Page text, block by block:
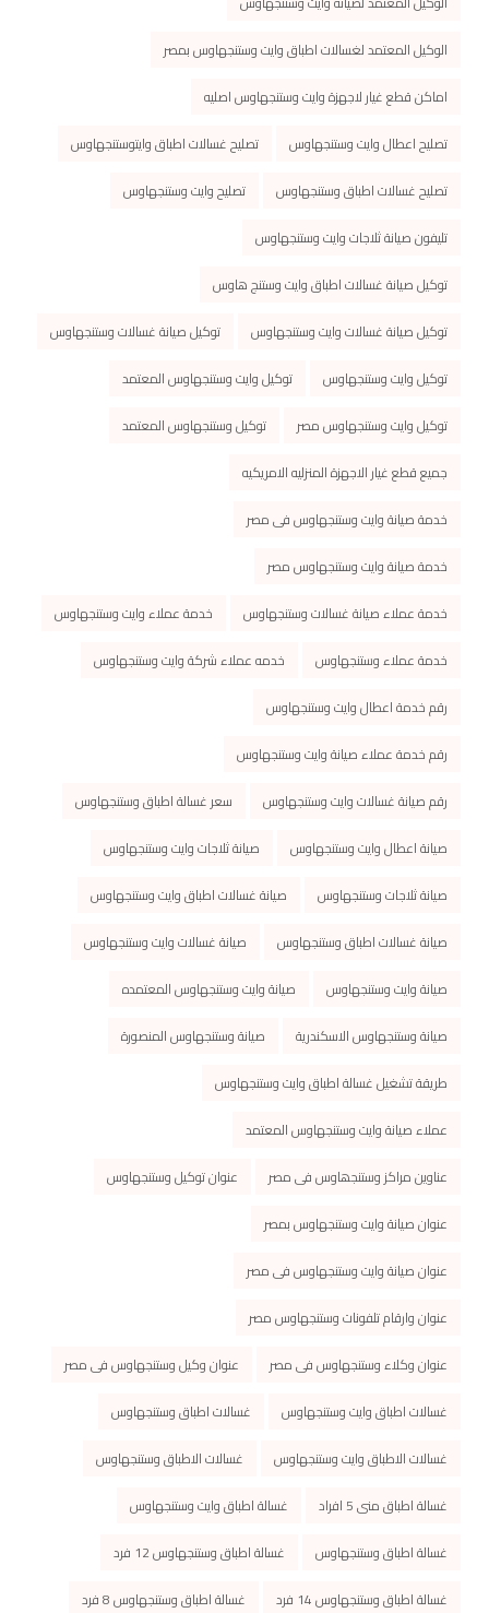
الوكيل المعتمد لغسالات اطباق وايت وستنجهاوس بمصر
اماكن قطع غيار لاجهزة وايت وستنجهاوس اصليه
تصليح اعطال وايت وستنجهاوس
تصليح غسالات اطباق وايتوستنجهاوس
تصليح غسالات اطباق وستنجهاوس
تصليح وايت وستنجهاوس
تليفون صيانة ثلاجات وايت وستنجهاوس
توكيل صيانة غسالات اطباق وايت وستنج هاوس
توكيل صيانة غسالات وايت وستنجهاوس
توكيل صيانة غسالات وستنجهاوس
توكيل وايت وستنجهاوس
توكيل وايت وستنجهاوس المعتمد
توكيل وايت وستنجهاوس مصر
توكيل وستنجهاوس المعتمد
جميع قطع غيار الاجهزة المنزليه الامريكيه
خدمة صيانة وايت وستنجهاوس فى مصر
خدمة صيانة وايت وستنجهاوس مصر
خدمة عملاء صيانة غسالات وستنجهاوس
خدمة عملاء وايت وستنجهاوس
خدمة عملاء وستنجهاوس
خدمه عملاء شركة وايت وستنجهاوس
رقم خدمة اعطال وايت وستنجهاوس
رقم خدمة عملاء صيانة وايت وستنجهاوس
رقم صيانة غسالات وايت وستنجهاوس
سعر غسالة اطباق وستنجهاوس
صيانة اعطال وايت وستنجهاوس
صيانة ثلاجات وايت وستنجهاوس
صيانة ثلاجات وستنجهاوس
صيانة غسالات اطباق وايت وستنجهاوس
صيانة غسالات اطباق وستنجهاوس
صيانة غسالات وايت وستنجهاوس
صيانة وايت وستنجهاوس
صيانة وايت وستنجهاوس المعتمده
صيانة وستنجهاوس الاسكندرية
صيانة وستنجهاوس المنصورة
طريقة تشغيل غسالة اطباق وايت وستنجهاوس
عملاء صيانة وايت وستنجهاوس المعتمد
عناوین مراكز وستنجھاوس فى مصر
عنوان توكيل وستنجهاوس
عنوان صيانة وايت وستنجهاوس بمصر
عنوان صيانة وايت وستنجهاوس فى مصر
عنوان وارقام تلفونات وستنجهاوس مصر
عنوان وكلاء وستنجهاوس فى مصر
عنوان وكيل وستنجهاوس فى مصر
غسالات اطباق وايت وستنجهاوس
غسالات اطباق وستنجهاوس
غسالات الاطباق وايت وستنجهاوس
غسالات الاطباق وستنجهاوس
غسالة اطباق منى 5 افراد
غسالة اطباق وايت وستنجهاوس
غسالة اطباق وستنجهاوس
غسالة اطباق وستنجهاوس 12 فرد
غسالة اطباق وستنجهاوس 14 فرد
غسالة اطباق وستنجهاوس 8 فرد